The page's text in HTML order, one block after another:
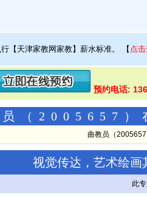
【天津家教网家教】薪水标准。 【 点
预约电话:
员（2005657）
曲教员（
视觉传达，艺术绘画
此